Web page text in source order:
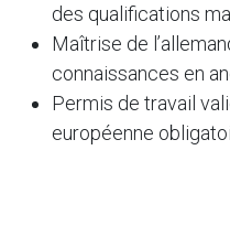
des qualifications
Maîtrise de
connaissances en
Permis de travail
européenne